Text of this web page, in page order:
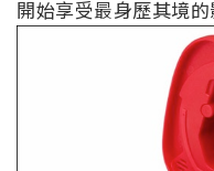
開始享受最身歷其境的